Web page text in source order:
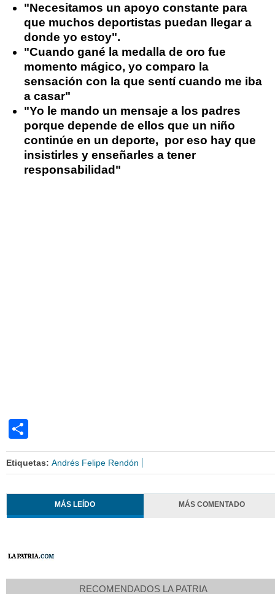
"Necesitamos un apoyo constante para
que muchos deportistas puedan llegar a
donde yo estoy".
"Cuando gané la medalla de oro fue
momento mágico, yo comparo la
sensación con la que sentí cuando me iba
a casar"
"Yo le mando un mensaje a los padres
porque depende de ellos que un niño
continúe en un deporte, por eso hay que
insistirles y enseñarles a tener
responsabilidad"
Etiquetas: Andrés Felipe Rendón
MÁS LEÍDO MÁS COMENTADO
RECOMENDADOS LA PATRIA